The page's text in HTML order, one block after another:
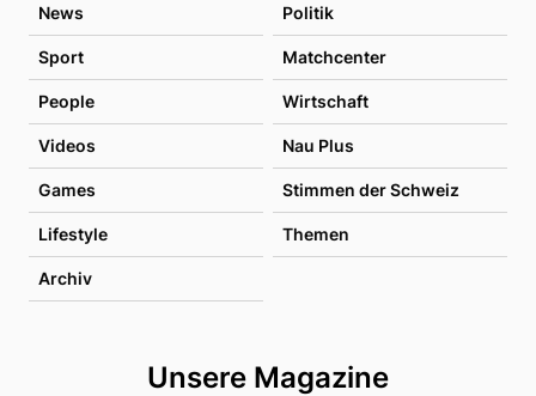
News Politik
Sport Matchcenter
People Wirtschaft
Videos Nau Plus
Games Stimmen der Schweiz
Lifestyle Themen
Archiv
Unsere Magazine